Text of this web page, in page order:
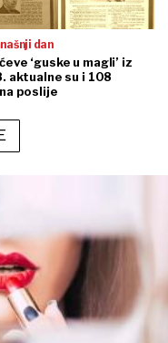
dan
‘guske u magli’ iz
aktualne su i 108
poslije